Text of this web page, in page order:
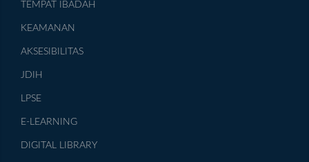
TEMPAT IBADAH
KEAMANAN
AKSESIBILITAS
JDIH
LPSE
E-LEARNING
DIGITAL LIBRARY